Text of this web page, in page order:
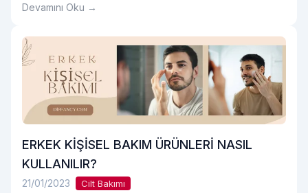
Devamını Oku →
ERKEK KİŞİSEL BAKIM ÜRÜNLERİ NASIL
KULLANILIR?
21/01/2023 Cilt Bakımı